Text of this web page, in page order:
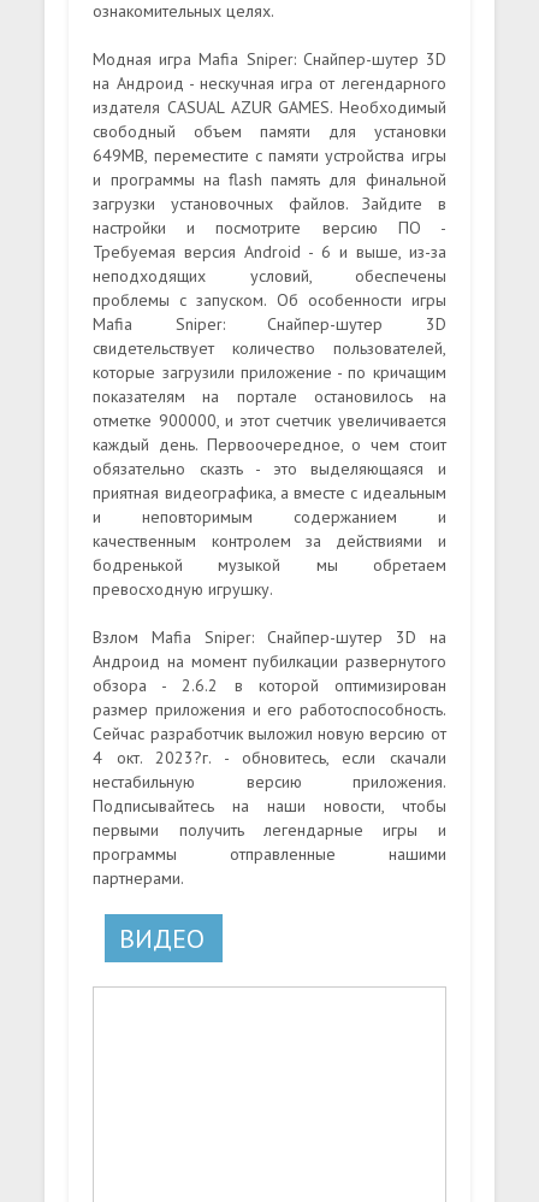
ознакомительных целях.
Модная игра Mafia Sniper: Снайпер-шутер 3D
на Андроид - нескучная игра от легендарного
издателя CASUAL AZUR GAMES. Необходимый
свободный объем памяти для установки
649MB, переместите с памяти устройства игры
и программы на flash память для финальной
загрузки установочных файлов. Зайдите в
настройки и посмотрите версию ПО -
Требуемая версия Android - 6 и выше, из-за
неподходящих условий, обеспечены
проблемы с запуском. Об особенности игры
Mafia Sniper: Снайпер-шутер 3D
свидетельствует количество пользователей,
которые загрузили приложение - по кричащим
показателям на портале остановилось на
отметке 900000, и этот счетчик увеличивается
каждый день. Первоочередное, о чем стоит
обязательно сказть - это выделяющаяся и
приятная видеографика, а вместе с идеальным
и неповторимым содержанием и
качественным контролем за действиями и
бодренькой музыкой мы обретаем
превосходную игрушку.
Взлом Mafia Sniper: Снайпер-шутер 3D на
Андроид на момент пубилкации развернутого
обзора - 2.6.2 в которой оптимизирован
размер приложения и его работоспособность.
Сейчас разработчик выложил новую версию от
4 окт. 2023?г. - обновитесь, если скачали
нестабильную версию приложения.
Подписывайтесь на наши новости, чтобы
первыми получить легендарные игры и
программы отправленные нашими
партнерами.
ВИДЕО